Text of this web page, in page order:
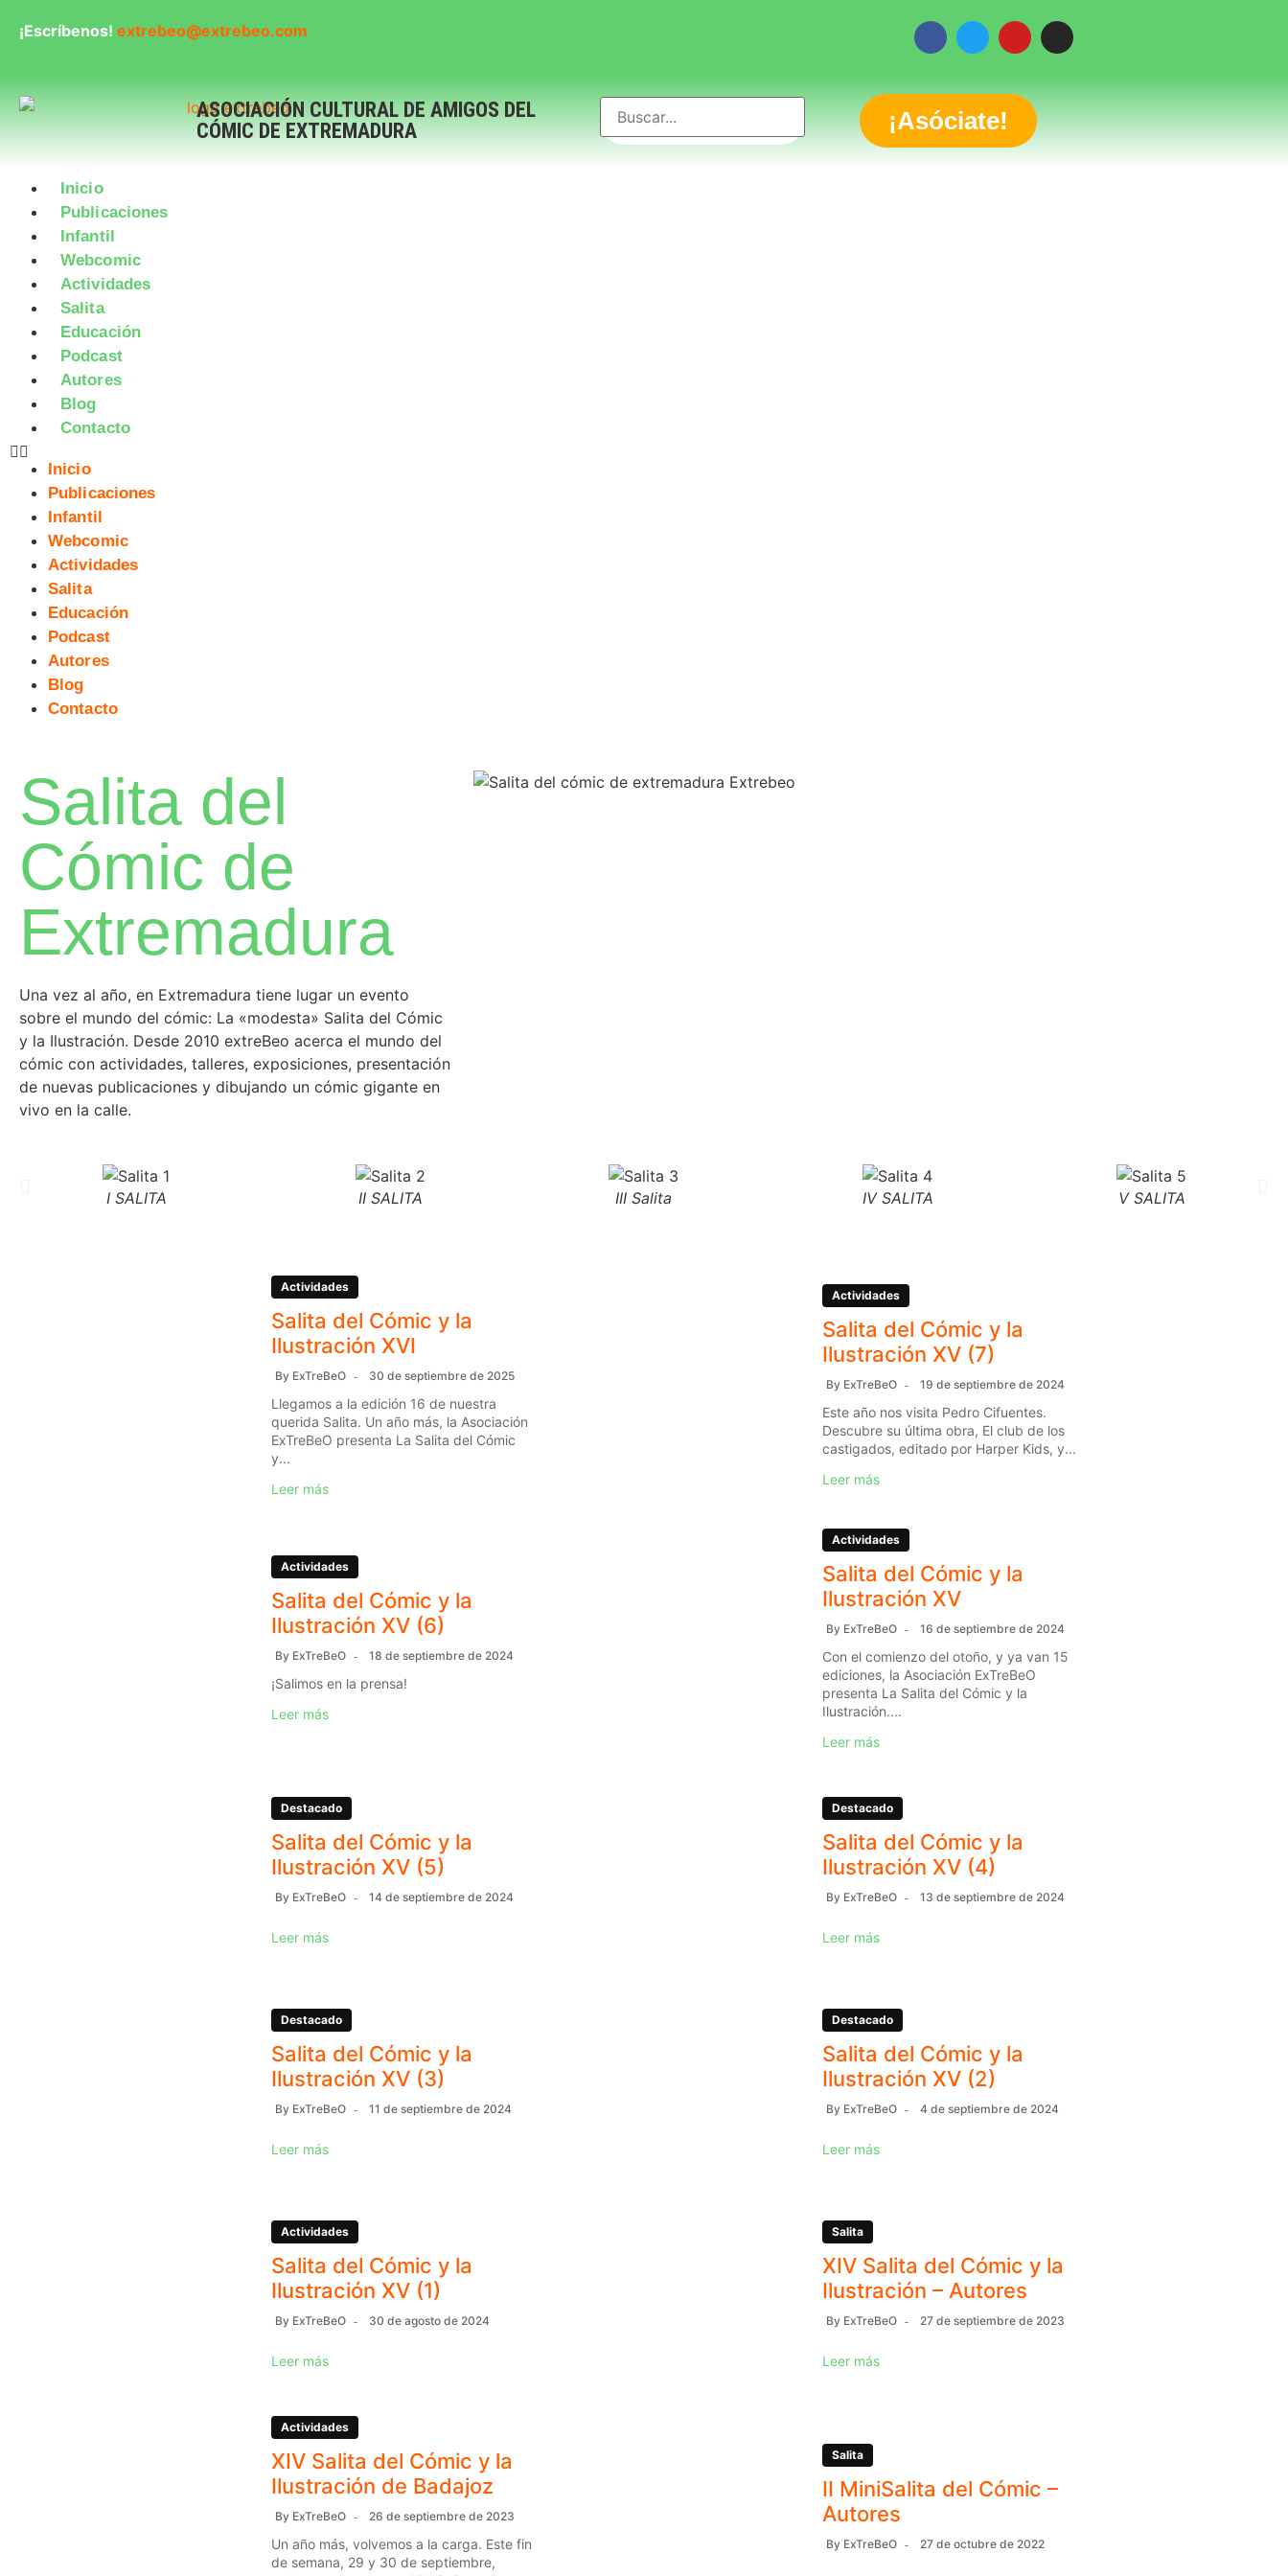
¡Escríbenos! extrebeo@extrebeo.com
ASOCIACIÓN CULTURAL DE AMIGOS DEL
CÓMIC DE EXTREMADURA
¡Asóciate!
Inicio
Publicaciones
Infantil
Webcomic
Actividades
Salita
Educación
Podcast
Autores
Blog
Contacto
Inicio
Publicaciones
Infantil
Webcomic
Actividades
Salita
Educación
Podcast
Autores
Blog
Contacto
Salita del
Cómic de
Extremadura
Una vez al año, en Extremadura tiene lugar un evento
sobre el mundo del cómic: La «modesta» Salita del Cómic
y la Ilustración. Desde 2010 extreBeo acerca el mundo del
cómic con actividades, talleres, exposiciones, presentación
de nuevas publicaciones y dibujando un cómic gigante en
vivo en la calle.
I SALITA II SALITA III Salita IV SALITA V SALITA
Actividades
Salita del Cómic y la
Ilustración XVI
By ExTreBeO 30 de septiembre de 2025
Llegamos a la edición 16 de nuestra
querida Salita. Un año más, la Asociación
ExTreBeO presenta La Salita del Cómic
y...
Leer más
Actividades
Salita del Cómic y la
Ilustración XV (7)
By ExTreBeO 19 de septiembre de 2024
Este año nos visita Pedro Cifuentes.
Descubre su última obra, El club de los
castigados, editado por Harper Kids, y...
Leer más
Actividades
Salita del Cómic y la
Ilustración XV (6)
By ExTreBeO 18 de septiembre de 2024
¡Salimos en la prensa!
Leer más
Actividades
Salita del Cómic y la
Ilustración XV
By ExTreBeO 16 de septiembre de 2024
Con el comienzo del otoño, y ya van 15
ediciones, la Asociación ExTreBeO
presenta La Salita del Cómic y la
Ilustración....
Leer más
Destacado
Salita del Cómic y la
Ilustración XV (5)
By ExTreBeO 14 de septiembre de 2024
Leer más
Destacado
Salita del Cómic y la
Ilustración XV (4)
By ExTreBeO 13 de septiembre de 2024
Leer más
Destacado
Salita del Cómic y la
Ilustración XV (3)
By ExTreBeO 11 de septiembre de 2024
Leer más
Destacado
Salita del Cómic y la
Ilustración XV (2)
By ExTreBeO 4 de septiembre de 2024
Leer más
Actividades
Salita del Cómic y la
Ilustración XV (1)
By ExTreBeO 30 de agosto de 2024
Leer más
Salita
XIV Salita del Cómic y la
Ilustración – Autores
By ExTreBeO 27 de septiembre de 2023
Leer más
Actividades
XIV Salita del Cómic y la
Ilustración de Badajoz
By ExTreBeO 26 de septiembre de 2023
Un año más, volvemos a la carga. Este fin
de semana, 29 y 30 de septiembre,
Salita
II MiniSalita del Cómic –
Autores
By ExTreBeO 27 de octubre de 2022